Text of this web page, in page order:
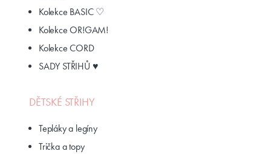
Kolekce BASIC ♡
Kolekce OR!GAM!
Kolekce CORD
SADY STŘIHŮ ♥
DĚTSKÉ STŘIHY
Tepláky a legíny
Trička a topy